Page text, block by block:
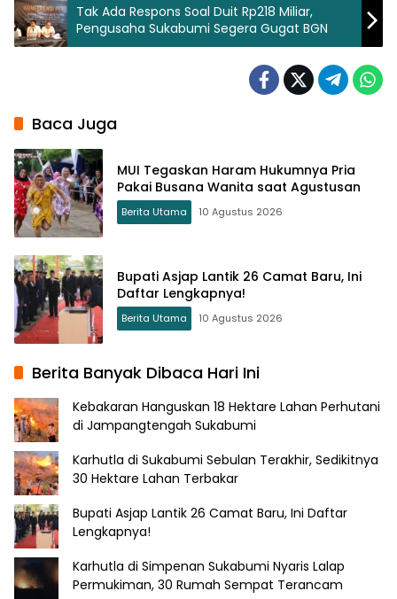
Tak Ada Respons Soal Duit Rp218 Miliar,
Pengusaha Sukabumi Segera Gugat BGN
Baca Juga
MUI Tegaskan Haram Hukumnya Pria
Pakai Busana Wanita saat Agustusan
Berita Utama 10 Agustus 2026
Bupati Asjap Lantik 26 Camat Baru, Ini
Daftar Lengkapnya!
Berita Utama 10 Agustus 2026
Berita Banyak Dibaca Hari Ini
Kebakaran Hanguskan 18 Hektare Lahan Perhutani
di Jampangtengah Sukabumi
Karhutla di Sukabumi Sebulan Terakhir, Sedikitnya
30 Hektare Lahan Terbakar
Bupati Asjap Lantik 26 Camat Baru, Ini Daftar
Lengkapnya!
Karhutla di Simpenan Sukabumi Nyaris Lalap
Permukiman, 30 Rumah Sempat Terancam